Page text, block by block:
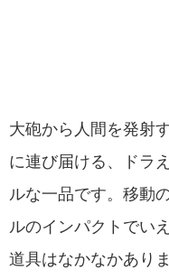
大砲から人間を発射
に連び届ける、ドラ
ルな一品です。移動
ルのインパクトでい
道具はなかなかありま